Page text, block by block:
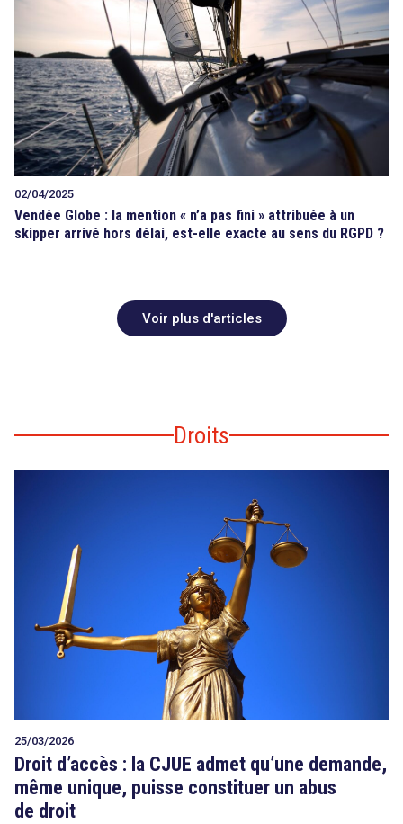
02/04/2025
Vendée Globe : la mention « n’a pas fini » attribuée à un
skipper arrivé hors délai, est-elle exacte au sens du RGPD ?
Voir plus d'articles
Droits
25/03/2026
Droit d’accès : la CJUE admet qu’une demande,
même unique, puisse constituer un abus
de droit